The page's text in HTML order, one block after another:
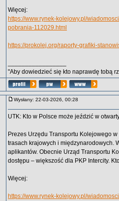
Więcej:
https://www.rynek-kolejowy.pl/
pobrania-112029.html
https://prokolej.org/raporty-grafiki-
"Aby dowiedzieć się kto naprawdę tobą
Wysłany: 22-03-2026, 00:28
UTK: Kto w Polsce może jeździć w
Prezes Urzędu Transportu Kolejowego
trasach krajowych i międzynarodowych.
aplikantów. Obecnie Urząd Transportu
dostępu – większość dla PKP Intercity.
Więcej:
https://www.rynek-kolejowy.pl/